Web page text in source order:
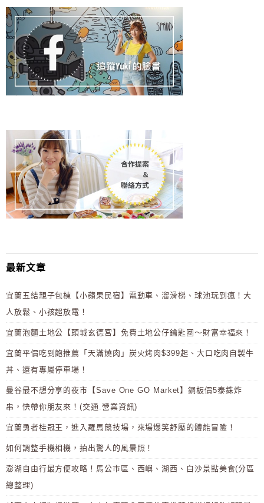
最新文章
宜蘭五結親子包棟【小蘋果民宿】電動車、溜滑梯、球池玩到瘋！大
人放鬆、小孩超放電！
宜蘭泡麵土地公【頭城玄德宮】免費土地公仔鑰匙圈～財富幸福來！
宜蘭平價吃到飽推薦「天滿燒肉」炭火烤肉$399起、大口吃肉自製牛
丼、還有專屬停車場！
曼谷最不想分享的夜市【Save One GO Market】銅板價5泰銖炸
串，快帶你朋友來！(交通.營業資訊)
宜蘭勇者桂冠王，進入羅馬競技場，來場爆笑舒壓的體能冒險！
如何調整手機相機，拍出驚人的風景照！
澎湖自由行最方便攻略！馬公市區、西嶼、湖西、白沙景點美食(分區
總整理)